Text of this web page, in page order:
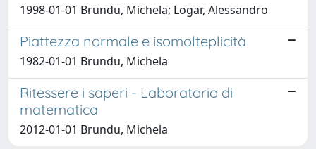
1998-01-01 Brundu, Michela; Logar, Alessandro
Piattezza normale e isomolteplicità
1982-01-01 Brundu, Michela
Ritessere i saperi - Laboratorio di
matematica
2012-01-01 Brundu, Michela